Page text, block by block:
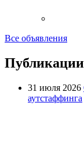
Все объявления
Публикации
31 июля 2026
аутстаффинга